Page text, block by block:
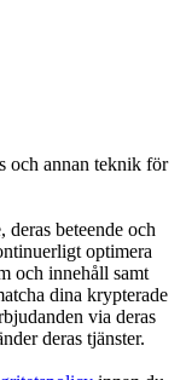
och annan teknik för
beteende och
optimera
och innehåll samt
dina krypterade
via deras
deras tjänster.